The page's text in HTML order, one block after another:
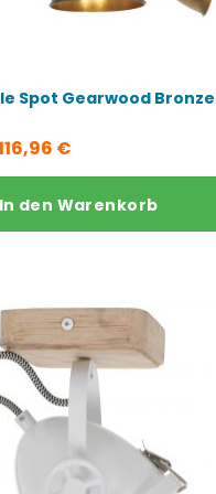
Spot Gearwood Bronze
war:
€
Preis
ist:
In den Warenkorb